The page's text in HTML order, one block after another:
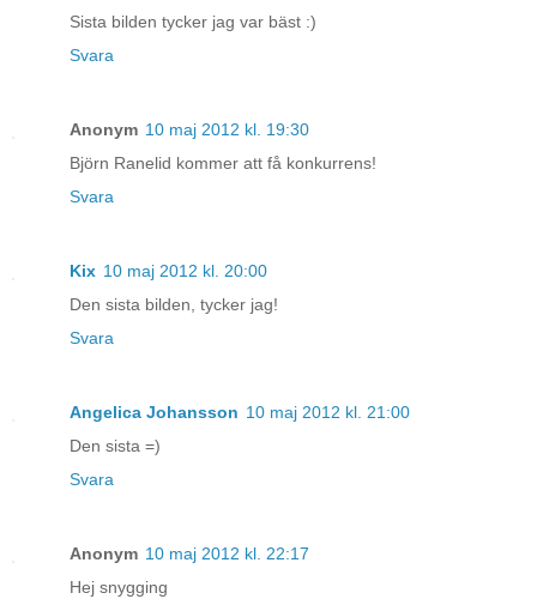
Sista bilden tycker jag var bäst :)
Svara
Anonym 10 maj 2012 kl. 19:30
Björn Ranelid kommer att få konkurrens!
Svara
Kix 10 maj 2012 kl. 20:00
Den sista bilden, tycker jag!
Svara
Angelica Johansson 10 maj 2012 kl. 21:00
Den sista =)
Svara
Anonym 10 maj 2012 kl. 22:17
Hej snygging